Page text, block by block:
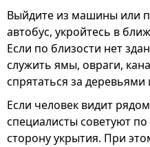
Выйдите из машины или
автобус, укройтесь в
Если по близости нет
служить ямы, овраги,
спрятаться за деревьями
Если человек видит
специалисты советуют
сторону укрытия. При